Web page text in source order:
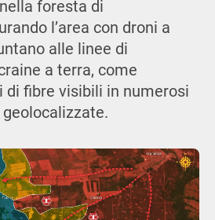
foresta di
l’area con droni a
alle linee di
a terra, come
di fibre visibili in numerosi